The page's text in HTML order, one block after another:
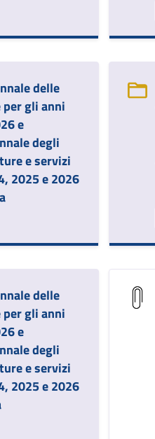
delle
gli anni
e
degli
e servizi
2025 e 2026
delle
gli anni
e
degli
e servizi
2025 e 2026